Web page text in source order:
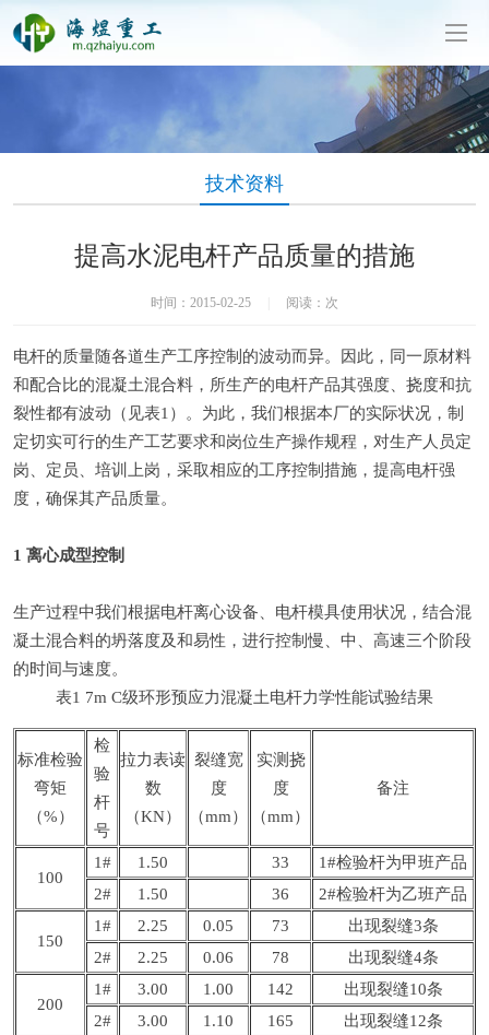
技术资料
提高水泥电杆产品质量的措施
时间：2015-02-25 阅读： 次
电杆的质量随各道生产工序控制的波动而异。因此，同一原材料
和配合比的混凝土混合料，所生产的电杆产品其强度、挠度和抗
裂性都有波动（见表1）。为此，我们根据本厂的实际状况，制
定切实可行的生产工艺要求和岗位生产操作规程，对生产人员定
岗、定员、培训上岗，采取相应的工序控制措施，提高电杆强
度，确保其产品质量。
1 离心成型控制
生产过程中我们根据电杆离心设备 电杆模具使用状况，结合混
凝土混合料的坍落度及和易性，进行控制慢、中、高速三个阶段
的时间与速度。
表1 7m C级环形预应力混凝土电杆力学性能试验结果
标准检验
弯矩
（%）
检
验
杆
号
拉力表读
数
（KN）
裂缝宽
度
（mm）
实测挠
度
（mm）
备注
100
1# 1.50 33
1#检验杆为甲班产品
2#
1.50 36 2#检验杆为乙班产品
150
1# 2.25 0.05 73
出现裂缝3条
2#
2.25 0.06 78 出现裂缝4条
200
1# 3.00 1.00 142
出现裂缝10条
2#
3.00 1.10 165 出现裂缝12条